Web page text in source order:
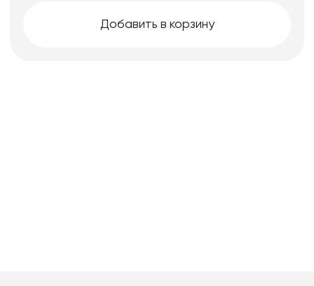
Добавить в корзину